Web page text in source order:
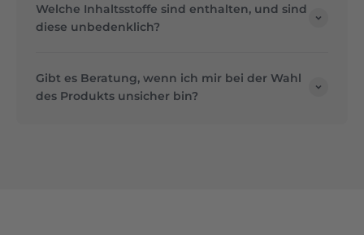
Welche Inhaltsstoffe sind enthalten, und sind
diese unbedenklich?
Gibt es Beratung, wenn ich mir bei der Wahl
des Produkts unsicher bin?